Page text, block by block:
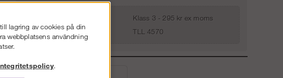
Klass 3 - 295 kr ex moms
Artnr:
TLL 4570
lagring av cookies på din
webbplatsens användning
.